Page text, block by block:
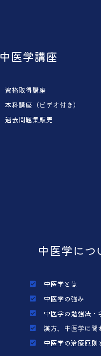
中医学講座
資格取得講座
本科講座（ビデオ付き）
過去問題集販売
中医学につ
中医学とは
中医学の強み
中医学の勉強法・
漢方、中医学に関
中医学の治療原則